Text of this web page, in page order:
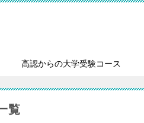
高認からの大学受験コース
覧